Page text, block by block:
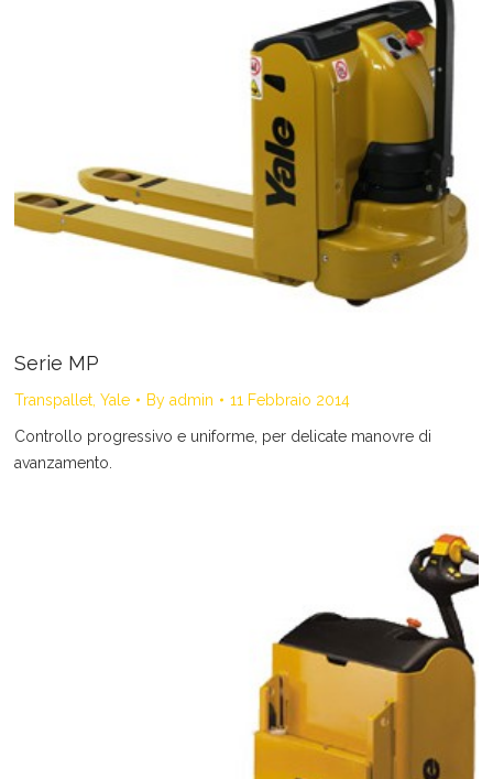
Serie MP
Transpallet, Yale By admin 11 Febbraio 2014
Controllo progressivo e uniforme, per delicate manovre di
avanzamento.